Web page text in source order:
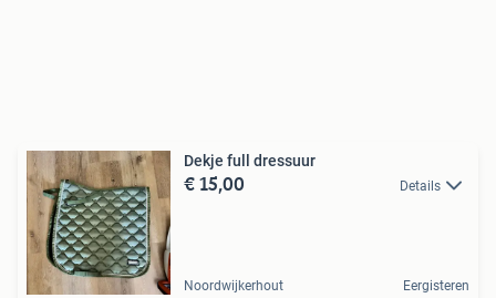
Dekje full dressuur
€ 15,00 Details
Noordwijkerhout Eergisteren